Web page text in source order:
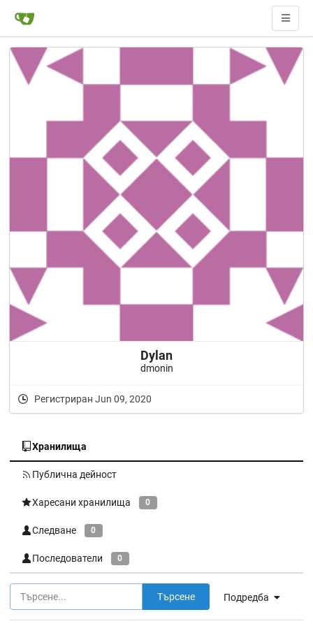
Dylan
dmonin
Регистриран Jun 09, 2020
Хранилища
Публична дейност
Харесани хранилища 0
Следване 0
Последователи 0
Подредба
Търсене